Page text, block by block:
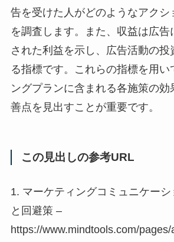
告を受けた人がどのようなアクシ
を調査します。また、収益は広告
された利益を示し、広告活動の投
る指標です。これらの指標を用い
ングプランに含まれる各施策の効
善点を見出すことが重要です。
この見出しの参考URL
1. マーケティングコミュニケー
と回避策 –
https://www.mindtools.com/